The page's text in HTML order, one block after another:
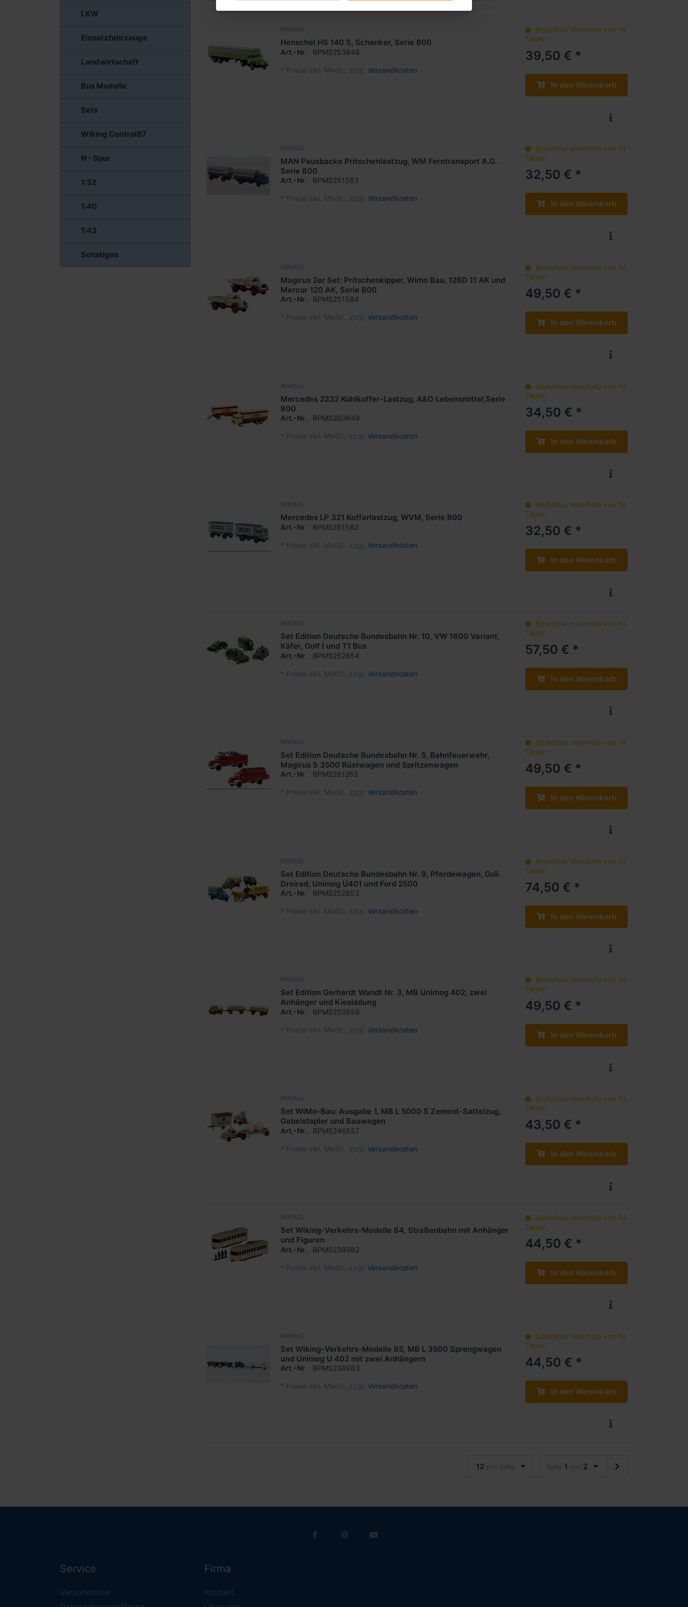
LKW
Einsatzfahrzeuge
Landwirtschaft
Bus Modelle
Sets
Wiking Control87
N - Spur
1:32
1:40
1:43
Sonstiges
WIKING
Henschel HS 140 S, Schenker, Serie 800
Art.-Nr. BPMS253848
* Preise inkl. MwSt., zzgl. Versandkosten
Bestellbar innerhalb von 14
Tagen
39,50 € *
In den Warenkorb
WIKING
MAN Pausbacke Pritschenlastzug, WM Ferntransport A.G.
Serie 800
Art.-Nr. BPMS251583
* Preise inkl. MwSt., zzgl. Versandkosten
Bestellbar innerhalb von 14
Tagen
32,50 € *
In den Warenkorb
WIKING
Magirus 2er Set: Pritschenkipper, Wimo Bau, 126D 11 AK und
Mercur 120 AK, Serie 800
Art.-Nr. BPMS251584
* Preise inkl. MwSt., zzgl. Versandkosten
Bestellbar innerhalb von 14
Tagen
49,50 € *
In den Warenkorb
WIKING
Mercedes 2232 Kühlkoffer-Lastzug, A&O Lebensmittel,Serie
800
Art.-Nr. BPMS260649
* Preise inkl. MwSt., zzgl. Versandkosten
Bestellbar innerhalb von 14
Tagen
34,50 € *
In den Warenkorb
WIKING
Mercedes LP 321 Kofferlastzug, WVM, Serie 800
Art.-Nr. BPMS251582
* Preise inkl. MwSt., zzgl. Versandkosten
Bestellbar innerhalb von 14
Tagen
32,50 € *
In den Warenkorb
WIKING
Set Edition Deutsche Bundesbahn Nr. 10, VW 1600 Variant,
Käfer, Golf I und T1 Bus
Art.-Nr. BPMS252854
* Preise inkl. MwSt., zzgl. Versandkosten
Bestellbar innerhalb von 14
Tagen
57,50 € *
In den Warenkorb
WIKING
Set Edition Deutsche Bundesbahn Nr. 5, Bahnfeuerwehr,
Magirus S 3500 Rüstwagen und Spritzenwagen
Art.-Nr. BPMS251265
* Preise inkl. MwSt., zzgl. Versandkosten
Bestellbar innerhalb von 14
Tagen
49,50 € *
In den Warenkorb
WIKING
Set Edition Deutsche Bundesbahn Nr. 9, Pferdewagen, Goli
Dreirad, Unimog U401 und Ford 2500
Art.-Nr. BPMS252853
* Preise inkl. MwSt., zzgl. Versandkosten
Bestellbar innerhalb von 14
Tagen
74,50 € *
In den Warenkorb
WIKING
Set Edition Gerhardt Wandt Nr. 3, MB Unimog 402, zwei
Anhänger und Kiesladung
Art.-Nr. BPMS250658
* Preise inkl. MwSt., zzgl. Versandkosten
Bestellbar innerhalb von 14
Tagen
49,50 € *
In den Warenkorb
WIKING
Set WiMo-Bau: Ausgabe 1, MB L 5000 S Zement-Sattelzug,
Gabelstapler und Bauwagen
Art.-Nr. BPMS246557
* Preise inkl. MwSt., zzgl. Versandkosten
Bestellbar innerhalb von 14
Tagen
43,50 € *
In den Warenkorb
WIKING
Set Wiking-Verkehrs-Modelle 84, Straßenbahn mit Anhänger
und Figuren
Art.-Nr. BPMS238982
* Preise inkl. MwSt., zzgl. Versandkosten
Bestellbar innerhalb von 14
Tagen
44,50 € *
In den Warenkorb
WIKING
Set Wiking-Verkehrs-Modelle 85, MB L 3500 Sprengwagen
und Unimog U 402 mit zwei Anhängern
Art.-Nr. BPMS238983
* Preise inkl. MwSt., zzgl. Versandkosten
Bestellbar innerhalb von 14
Tagen
44,50 € *
In den Warenkorb
12 pro Seite Seite 1 von 2
Service
Versandinfos
Firma
Kontakt